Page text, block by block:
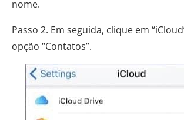
nome.
Passo 2. Em seguida, clique em
opção “Contatos”.